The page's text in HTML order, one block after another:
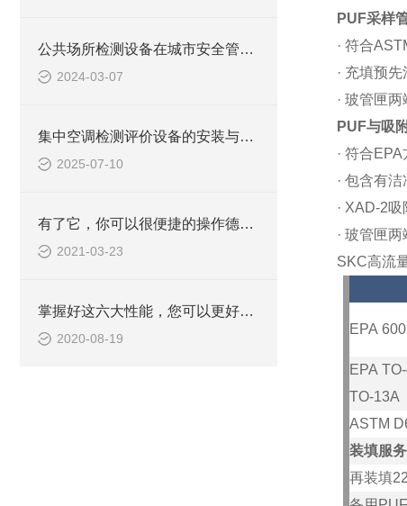
公共场所检测设备在城市安全管理中的角色
2024-03-07
集中空调检测评价设备的安装与调试技巧
2025-07-10
有了它，你可以很便捷的操作德国TESTO烟气分析仪
2021-03-23
掌握好这六大性能，您可以更好的使用电磁辐射分析仪
2020-08-19
PUF采样
· 符合
· 充填预先
· 玻管匣两
PUF与吸
· 符合EPA
· 包含有洁
· XAD-2吸
· 玻管匣两
SKC高流
EPA
EPA
TO-13A
ASTM
装填服
再装填